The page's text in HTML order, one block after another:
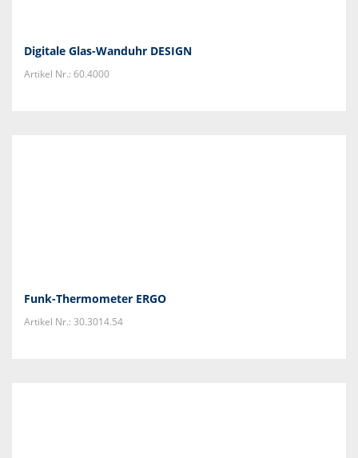
Digitale Glas-Wanduhr DESIGN
Artikel Nr.: 60.4000
Funk-Thermometer ERGO
Artikel Nr.: 30.3014.54